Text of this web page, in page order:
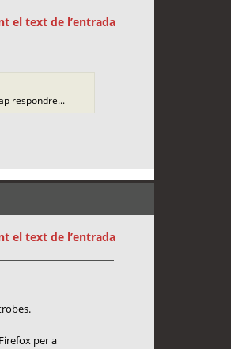
el text de l’entrada
respondre...
el text de l’entrada
per a